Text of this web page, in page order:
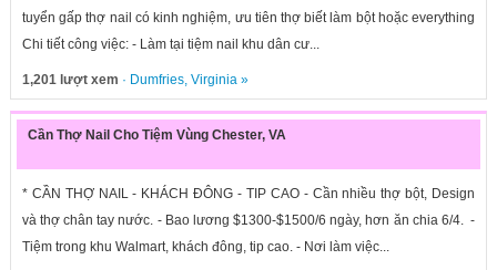
tuyển gấp thợ nail có kinh nghiệm, ưu tiên thợ biết làm bột hoặc everything
Chi tiết công việc: - Làm tại tiệm nail khu dân cư...
1,201 lượt xem · Dumfries, Virginia»
Cần Thợ Nail Cho Tiệm Vùng Chester, VA
* CẦN THỢ NAIL - KHÁCH ĐÔNG - TIP CAO - Cần nhiều thợ bột, Design
và thợ chân tay nước. - Bao lương $1300-$1500/6 ngày, hơn ăn chia 6/4. -
Tiệm trong khu Walmart, khách đông, tip cao. - Nơi làm việc...